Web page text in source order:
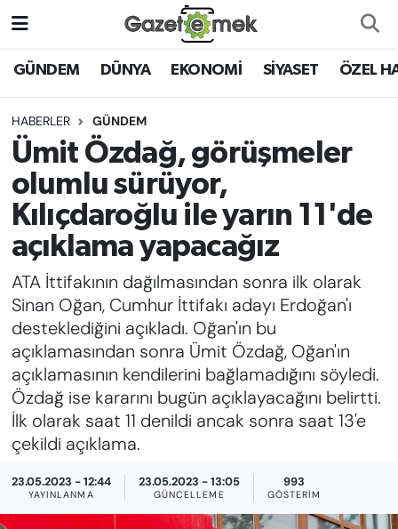
GÜNDEM DÜNYA EKONOMİ SİYASET ÖZEL
HABERLER GÜNDEM
Ümit Özdağ, görüşmeler
olumlu sürüyor,
Kılıçdaroğlu ile yarın 11'de
açıklama yapacağız
ATA İttifakının dağılmasından sonra ilk olarak
Sinan Oğan, Cumhur İttifakı adayı Erdoğan'ı
desteklediğini açıkladı. Oğan'ın bu
açıklamasından sonra Ümit Özdağ, Oğan'ın
açıklamasının kendilerini bağlamadığını söyledi.
Özdağ ise kararını bugün açıklayacağını belirtti.
İlk olarak saat 11 denildi ancak sonra saat 13'e
çekildi açıklama.
23.05.2023 - 12:44
YAYINLANMA
23.05.2023 - 13:05
GÜNCELLEME
993
GÖSTERIM
DÜNYA
EKONOMİ
EMEK HABERLERİ
YENİ MEDYADA EMEK
GAZETECİLİĞİNİ GELİŞTİRMEK
FAYDALI BİLGİLER
GÜNDEM
EĞİTİM
KADIN
SAĞLIK
SPOR
Nöbetçi Eczaneler
Hava Durumu
İstanbul Namaz Vakitleri
Trafik Durumu
Süper Lig Puan Durumu ve Fikstür
Tüm Manşetler
Son Dakika Haberleri
Haber Arşivi